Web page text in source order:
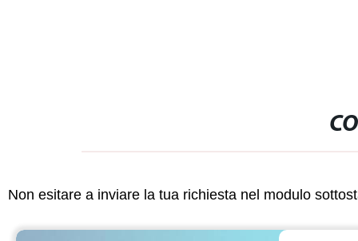
Non esitare a inviare la tua richiesta nel modulo